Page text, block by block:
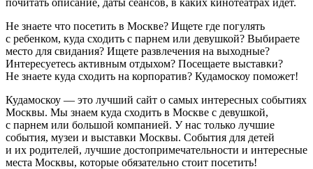
Не знаете что посетить в Москве? Ищете где погулять
с ребенком, куда сходить с парнем или девушкой? Выбираете
место для свидания? Ищете развлечения на выходные?
Интересуетесь активным отдыхом? Посещаете выставки?
Не знаете куда сходить на корпоратив? Кудамоскоу поможет!
Кудамоскоу — это лучший сайт о самых интересных событиях
Москвы. Мы знаем куда сходить в Москве с девушкой,
с парнем или большой компанией. У нас только лучшие
события, музеи и выставки Москвы. События для детей
и их родителей, лучшие достопримечательности и интересные
места Москвы, которые обязательно стоит посетить!